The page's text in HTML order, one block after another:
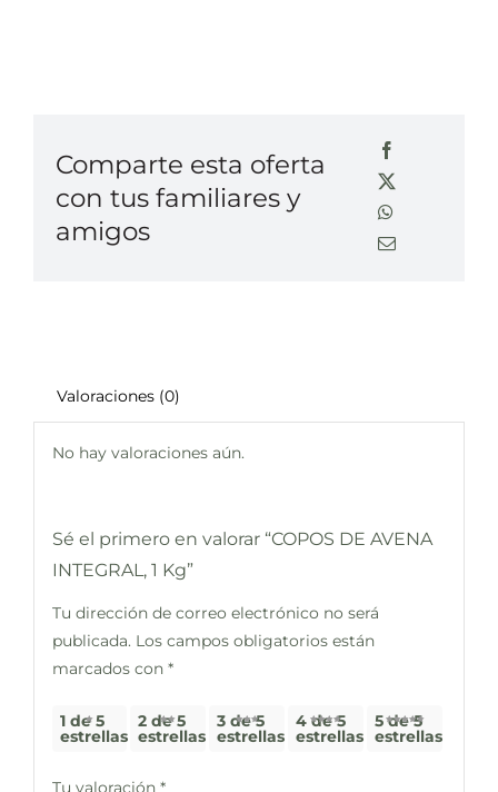
Comparte esta oferta
con tus familiares y
amigos
Valoraciones (0)
No hay valoraciones aún.
Sé el primero en valorar “COPOS DE AVENA
INTEGRAL, 1 Kg”
Tu dirección de correo electrónico no será
publicada. Los campos obligatorios están
marcados con *
1 de 5
estrellas
2 de 5
estrellas
3 de 5
estrellas
4 de 5
estrellas
5 de 5
estrellas
Tu valoración *